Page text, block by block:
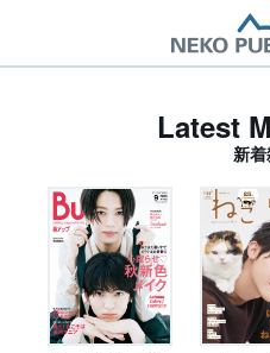
Latest
新